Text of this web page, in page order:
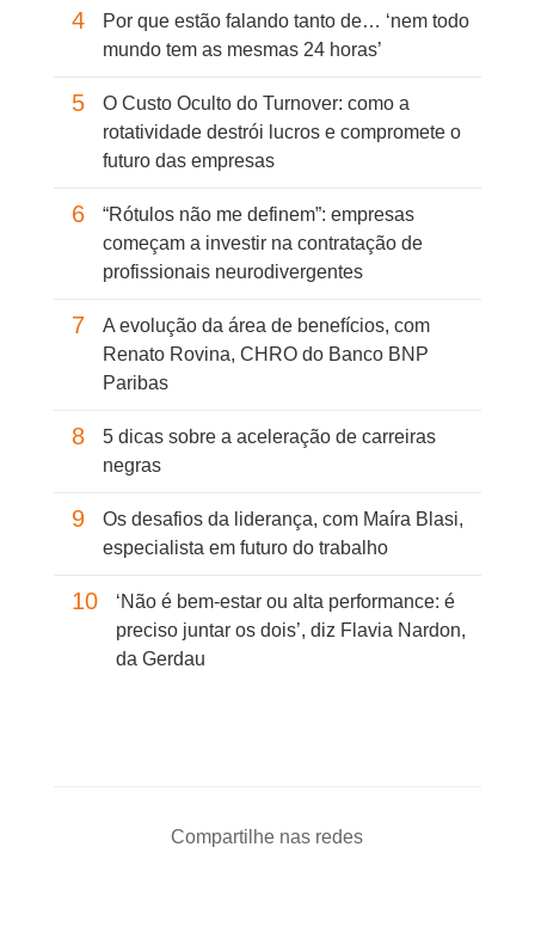
4
Por que estão falando tanto de… ‘nem todo
mundo tem as mesmas 24 horas’
5
O Custo Oculto do Turnover: como a
rotatividade destrói lucros e compromete o
futuro das empresas
6
“Rótulos não me definem”: empresas
começam a investir na contratação de
profissionais neurodivergentes
7
A evolução da área de benefícios, com
Renato Rovina, CHRO do Banco BNP
Paribas
8
5 dicas sobre a aceleração de carreiras
negras
9
Os desafios da liderança, com Maíra Blasi,
especialista em futuro do trabalho
10
‘Não é bem-estar ou alta performance: é
preciso juntar os dois’, diz Flavia Nardon,
da Gerdau
Compartilhe nas redes